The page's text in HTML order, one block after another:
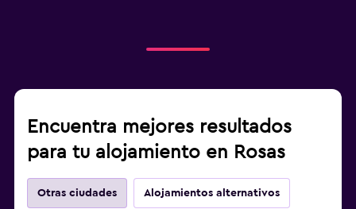
Encuentra mejores resultados
para tu alojamiento en Rosas
Otras ciudades Alojamientos alternativos